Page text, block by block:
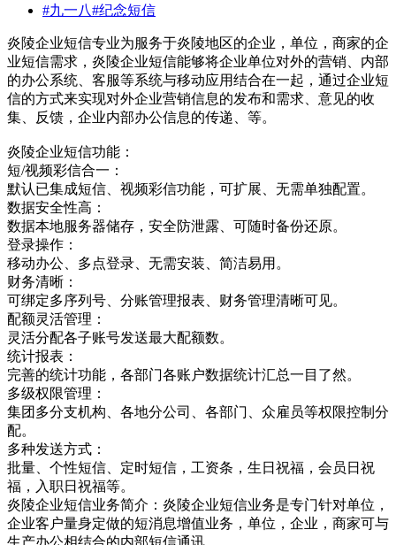
#九一八#纪念短信
炎陵企业短信专业为服务于炎陵地区的企业，单位，商家的企
业短信需求，炎陵企业短信能够将企业单位对外的营销、内部
的办公系统、客服等系统与移动应用结合在一起，通过企业短
信的方式来实现对外企业营销信息的发布和需求、意见的收
集、反馈，企业内部办公信息的传递、等。
炎陵企业短信功能：
短/视频彩信合一：
默认已集成短信、视频彩信功能，可扩展、无需单独配置。
数据安全性高：
数据本地服务器储存，安全防泄露、可随时备份还原。
登录操作：
移动办公、多点登录、无需安装、简洁易用。
财务清晰：
可绑定多序列号、分账管理报表、财务管理清晰可见。
配额灵活管理：
灵活分配各子账号发送最大配额数。
统计报表：
完善的统计功能，各部门各账户数据统计汇总一目了然。
多级权限管理：
集团多分支机构、各地分公司、各部门、众雇员等权限控制分
配。
多种发送方式：
批量、个性短信、定时短信，工资条，生日祝福，会员日祝
福，入职日祝福等。
炎陵企业短信业务简介：炎陵企业短信业务是专门针对单位，
企业客户量身定做的短消息增值业务，单位，企业，商家可与
生产办公相结合的内部短信通讯，